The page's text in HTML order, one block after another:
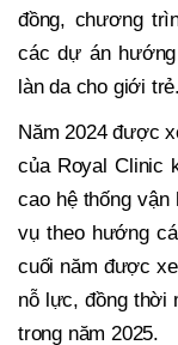
đồng, chương
các dự án
làn da cho giới trẻ.
Năm 2024 được
của Royal Clinic
cao hệ thống
vụ theo hướng
cuối năm được
nỗ lực, đồng thời
trong năm 2025.